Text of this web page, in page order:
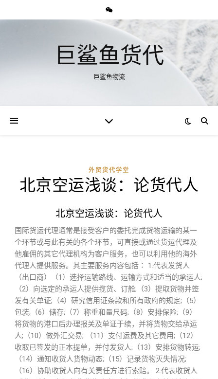
巨鲨鱼货代
巨鲨鱼物流
外贸货代学堂
北京空运浅谈：论货代人
北京空运浅谈：论货代人
国际货运代理通常是接受客户的委托完成货物运输的某一
个环节或与此有关的各个环节，可直接或通过货运代理及
他雇佣的其它代理机构为客户服务，也可以利用他的海外
代理人提供服务。其主要服务内容包括∶ 1.代表发货人
（出口商）（1）选择运输路线、运输方式和适当的承运人;
（2）向选定的承运人提供揽货、订舱;（3）提取货物并签
发有关单证;（4）研究信用证条款和所有政府的规定;（5）
包装;（6）储存;（7）称重和量尺码;（8）安排保险;（9）
将货物的港口后办理报关及单证于续，并将货物交给承运
人;（10）做外汇交易; （11）支付运费及其它费用;（12）
收取已签发的正本提单，并付发货人;（13）安排货物转运;
（14）通知收货人货物动态;（15）记录货物灭失情况;
（16）协助收货人向有关责任方进行索赔。 2.代表收货人